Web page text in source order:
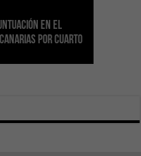
en el
por cuarto
ayudas del
valor de 7,09 M€
con Ashotel su
Climáticos de
su parque de
de alquiler
diagnóstica de
de la
el Concurso de